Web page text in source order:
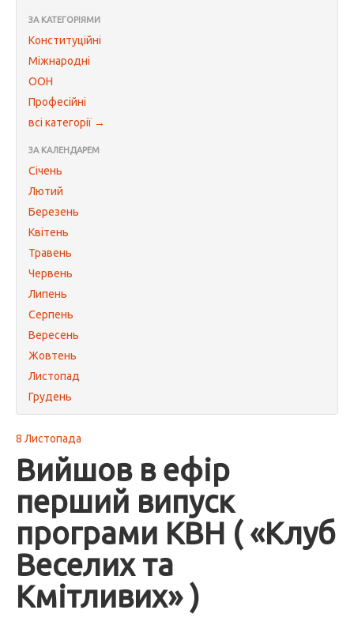
ЗА КАТЕГОРІЯМИ
Конституційні
Міжнародні
ООН
Професійні
всі категорії →
ЗА КАЛЕНДАРЕМ
Січень
Лютий
Березень
Квітень
Травень
Червень
Липень
Серпень
Вересень
Жовтень
Листопад
Грудень
8 Листопада
Вийшов в ефір
перший випуск
програми КВН ( «Клуб
Веселих та
Кмітливих» )